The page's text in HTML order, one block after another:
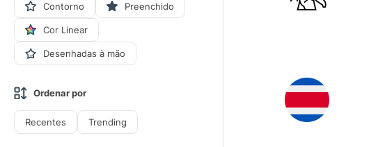
Contorno Preenchido
Cor Linear
Desenhadas à mão
Ordenar por
Recentes Trending